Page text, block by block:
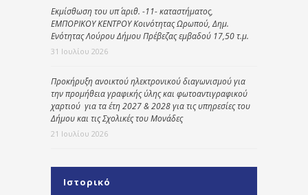
Εκμίσθωση του υπ΄ αριθ. -11- καταστήματος,
ΕΜΠΟΡΙΚΟΥ ΚΕΝΤΡΟΥ Κοινότητας Ωρωπού, Δημ.
Ενότητας Λούρου Δήμου Πρέβεζας εμβαδού 17,50 τ.μ.
31 Ιουλίου 2026
Προκήρυξη ανοικτού ηλεκτρονικού διαγωνισμού για
την προμήθεια γραφικής ύλης και φωτοαντιγραφικού
χαρτιού για τα έτη 2027 & 2028 για τις υπηρεσίες του
Δήμου και τις Σχολικές του Μονάδες
21 Ιουλίου 2026
Ιστορικό